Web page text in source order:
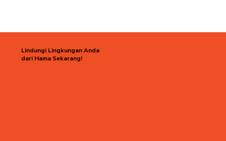
Lindungi Lingkungan Anda
dari Hama Sekarang!